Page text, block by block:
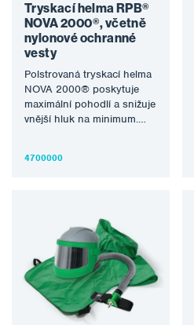
Tryskací helma RPB®
NOVA 2000®, včetně
nylonové ochranné
vesty
Polstrovaná tryskací helma
NOVA 2000® poskytuje
maximální pohodlí a snižuje
vnější hluk na minimum.
4700000